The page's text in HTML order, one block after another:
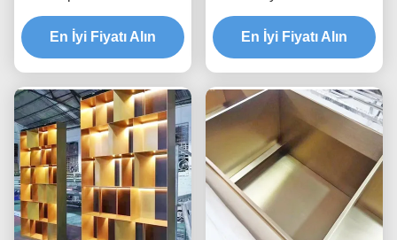
Çelik Vitrin AISI ISO9001
En İyi Fiyatı Alın
PVD Boyama ODM
En İyi Fiyatı Alın